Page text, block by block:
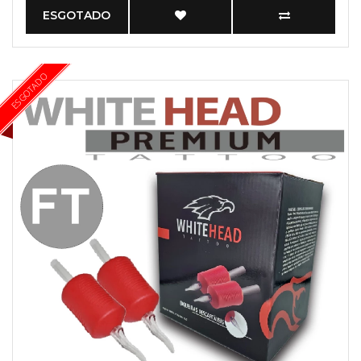
ESGOTADO
ESGOTADO